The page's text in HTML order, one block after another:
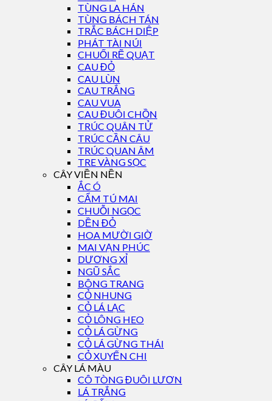
TÙNG LA HÁN
TÙNG BÁCH TÁN
TRẮC BÁCH DIỆP
PHÁT TÀI NÚI
CHUỐI RẼ QUẠT
CAU ĐỎ
CAU LÙN
CAU TRẮNG
CAU VUA
CAU ĐUÔI CHỒN
TRÚC QUÂN TỬ
TRÚC CẦN CÂU
TRÚC QUAN ÂM
TRE VÀNG SỌC
CÂY VIỀN NỀN
ẮC Ó
CẨM TÚ MAI
CHUỖI NGỌC
DỀN ĐỎ
HOA MƯỜI GIỜ
MAI VẠN PHÚC
DƯƠNG XỈ
NGŨ SẮC
BÔNG TRANG
CỎ NHUNG
CỎ LÁ LẠC
CỎ LÔNG HEO
CỎ LÁ GỪNG
CỎ LÁ GỪNG THÁI
CỎ XUYẾN CHI
CÂY LÁ MÀU
CÔ TÒNG ĐUÔI LƯƠN
LÁ TRẮNG